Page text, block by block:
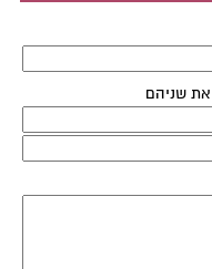
את שניהם